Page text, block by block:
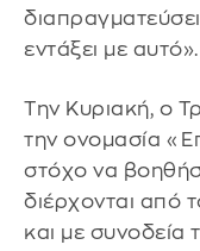
εντάξει με αυτό».
Την Κυριακή, ο
την ονομασία
στόχο να
διέρχονται από
και με συνοδεία